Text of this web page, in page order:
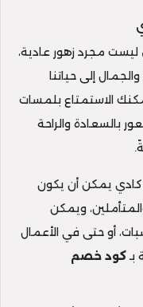
ليست مجرد زهور عادية،
إلى حياتنا
الاستمتاع بلمسات
بالسعادة والراحة
كادي يمكن أن يكون
ويمكن
أو حتى في الأعمال
بـكود خصم